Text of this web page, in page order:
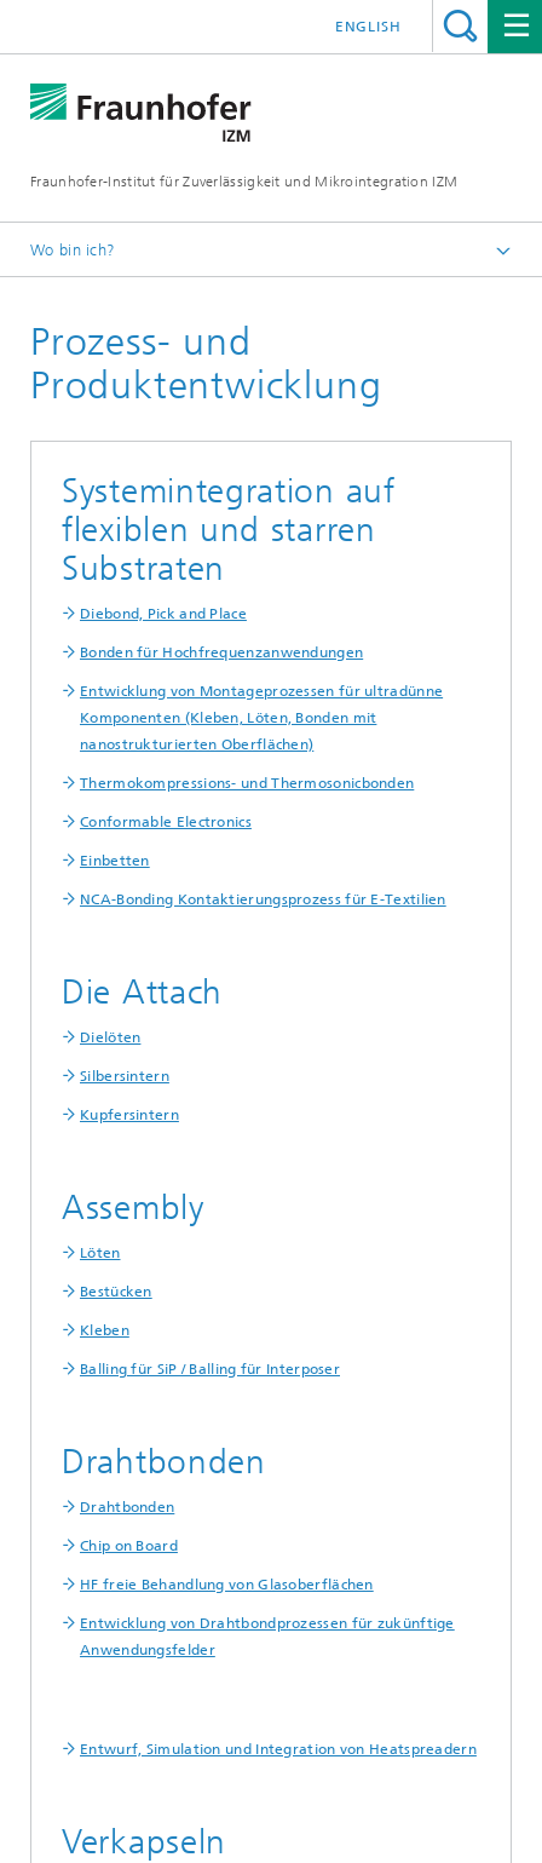
Fraunhofer-Institut für Zuverlässigkeit und Mikrointegration IZM
ENGLISH
Wo bin ich?
System Integration & Interconnection Technologies
Prozess- und
Produktentwicklung
Systemintegration auf
flexiblen und starren
Substraten
Diebond, Pick and Place
Bonden für Hochfrequenzanwendungen
Entwicklung von Montageprozessen für ultradünne
Komponenten (Kleben, Löten, Bonden mit
nanostrukturierten Oberflächen)
Thermokompressions- und Thermosonicbonden
Conformable Electronics
Einbetten
NCA-Bonding Kontaktierungsprozess für E-Textilien
Die Attach
Dielöten
Silbersintern
Kupfersintern
Assembly
Löten
Bestücken
Kleben
Balling für SiP / Balling für Interposer
Drahtbonden
Drahtbonden
Chip on Board
HF freie Behandlung von Glasoberflächen
Entwicklung von Drahtbondprozessen für zukünftige
Anwendungsfelder
Entwurf, Simulation und Integration von Heatspreadern
Verkapseln